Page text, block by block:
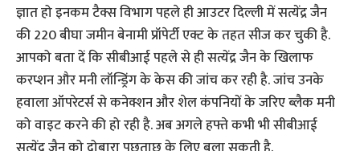
ज्ञात हो इनकम टैक्स विभाग पहले ही आउटर दिल्ली में सत्येंद्र जैन
की 220 बीघा जमीन बेनामी प्रॉपेर्टी एक्ट के तहत सीज कर चुकी है.
आपको बता दें कि सीबीआई पहले से ही सत्येंद्र जैन के खिलाफ
करप्शन और मनी लॉन्ड्रिंग के केस की जांच कर रही है. जांच उनके
हवाला ऑपरेटर्स से कनेक्शन और शेल कंपनियों के जरिए ब्लैक मनी
को वाइट करने की हो रही है. अब अगले हफ्ते कभी भी सीबीआई